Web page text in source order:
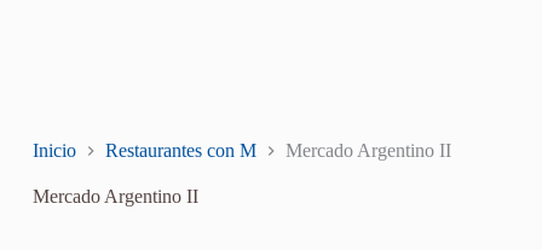
Inicio Restaurantes con M Mercado Argentino II
Mercado Argentino II